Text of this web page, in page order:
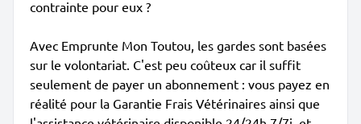
contrainte pour eux ?
Avec Emprunte Mon Toutou, les gardes sont basées
sur le volontariat. C'est peu coûteux car il suffit
seulement de payer un abonnement : vous payez en
réalité pour la Garantie Frais Vétérinaires ainsi que